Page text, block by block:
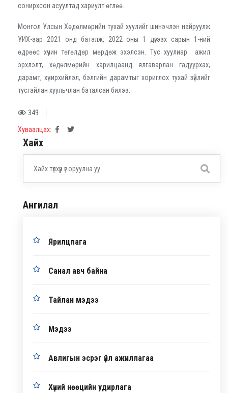
сонирхсон асуултад хариулт өглөө.
Монгол Улсын Хөдөлмөрийн тухай хуулийг шинэчлэн найруулж
УИХ-аар 2021 онд баталж, 2022 оны 1 дүгээх сарын 1-ний
өдрөөс хүчин төгөлдөр мөрдөж эхэлсэн. Тус хуулиар ажил
эрхлэлт, хөдөлмөрийн харилцаанд ялгаварлан гадуурхах,
дарамт, хүчирхийлэл, бэлгийн дарамтыг хориглох тухай зүйлийг
тусгайлан хуульчлан баталсан билээ.
349
Хуваалцах:
Хайх
Ангилал
Ярилцлага
Санал авч байна
Тайлан мэдээ
Мэдээ
Авлигын эсрэг үйл ажиллагаа
Хүний нөөцийн удирлага